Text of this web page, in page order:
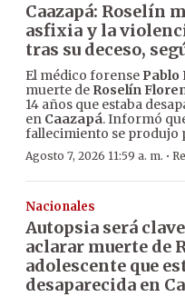
Caazapá: Roselín
asfixia y la
tras su deceso,
El médico forense Pablo
muerte de Roselín
14 años que estaba
en Caazapá. Informó
fallecimiento se produjo
Agosto 7, 2026 11:59 a. m. ·
Nacionales
Autopsia será
aclarar muerte de
adolescente que
desaparecida en